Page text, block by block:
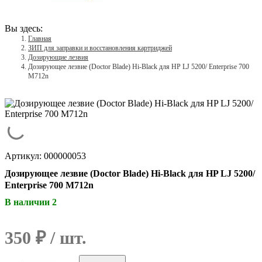
Вы здесь:
Главная
ЗИП для заправки и восстановления картриджей
Дозирующие лезвия
Дозирующее лезвие (Doctor Blade) Hi-Black для HP LJ 5200/ Enterprise 700
M712n
Артикул: 000000053
Дозирующее лезвие (Doctor Blade) Hi-Black для HP LJ 5200/
Enterprise 700 M712n
В наличии 2
350 ₽